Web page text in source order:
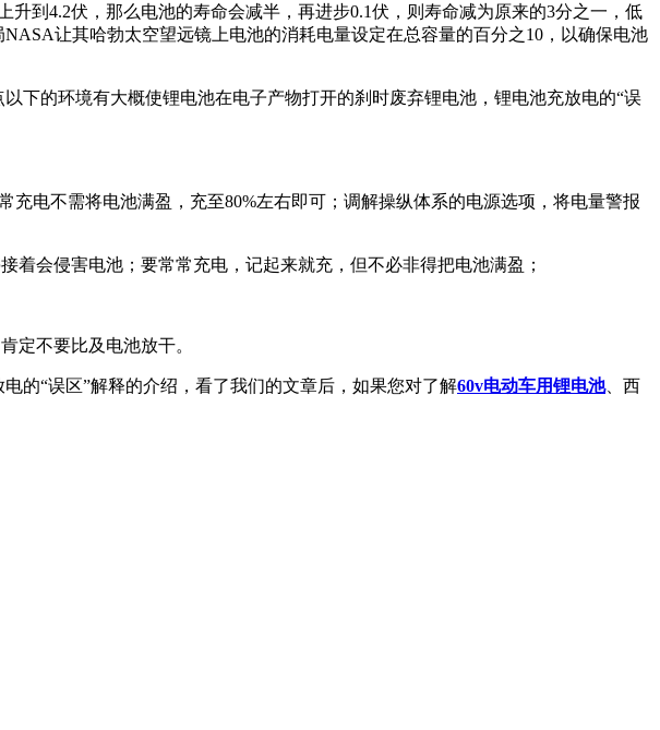
到4.2伏，那么电池的寿命会减半，再进步0.1伏，则寿命减为原来的3分之一，低
让其哈勃太空望远镜上电池的消耗电量设定在总容量的百分之10，以确保电池
下的环境有大概使锂电池在电子产物打开的刹时废弃锂电池，锂电池充放电的“误
电不需将电池满盈，充至80%左右即可；调解操纵体系的电源选项，将电量警报
会侵害电池；要常常充电，记起来就充，但不必非得把电池满盈；
定不要比及电池放干。
的“误区”解释的介绍，看了我们的文章后，如果您对了解60v电动车用锂电池、西